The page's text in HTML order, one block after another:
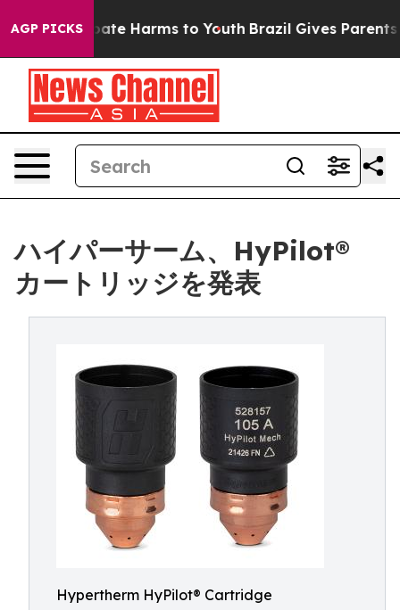
AGP PICKS
to Abate Harms to Youth Brazil Gives Parents
ハイパーサーム、HyPilot®
カートリッジを発表
Hypertherm HyPilot® Cartridge